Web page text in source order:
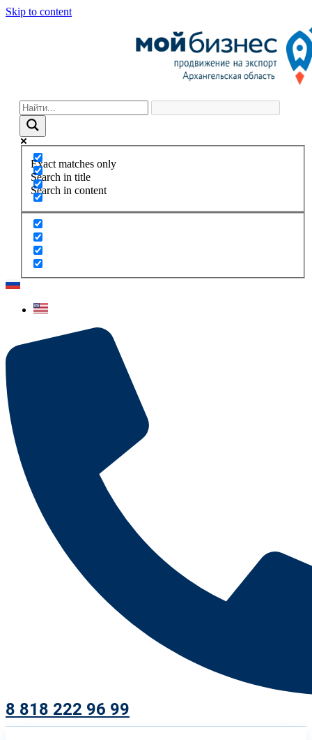
Skip to content
Exact matches only
Search in title
Search in content
8 818 222 96 99​